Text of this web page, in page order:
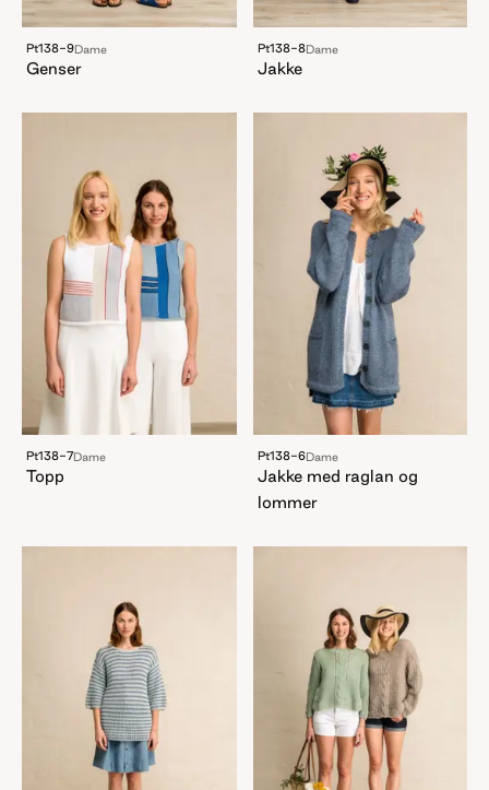
Pt138-9Dame
Genser
Pt138-8Dame
Jakke
Pt138-7Dame
Topp
Pt138-6Dame
Jakke med raglan og
lommer